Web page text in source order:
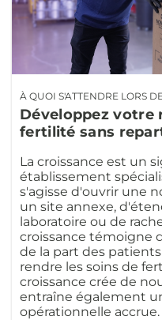
À QUOI S'ATTENDRE LORS
Développez votre
fertilité sans
La croissance est un
établissement
s'agisse d'ouvrir une
un site annexe,
laboratoire ou de
croissance témoigne
de la part des
rendre les soins de
croissance crée de
entraîne également
opérationnelle accrue.